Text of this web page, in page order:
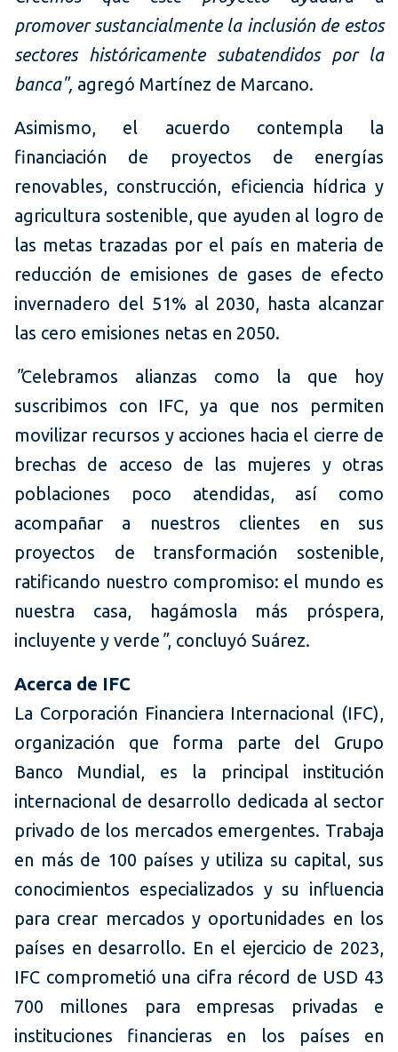
promover sustancialmente la inclusión de estos
sectores históricamente subatendidos por la
banca", agregó Martínez de Marcano.
Asimismo, el acuerdo contempla la
financiación de proyectos de energías
renovables, construcción, eficiencia hídrica y
agricultura sostenible, que ayuden al logro de
las metas trazadas por el país en materia de
reducción de emisiones de gases de efecto
invernadero del 51% al 2030, hasta alcanzar
las cero emisiones netas en 2050.
"Celebramos alianzas como la que hoy
suscribimos con IFC, ya que nos permiten
movilizar recursos y acciones hacia el cierre de
brechas de acceso de las mujeres y otras
poblaciones poco atendidas, así como
acompañar a nuestros clientes en sus
proyectos de transformación sostenible,
ratificando nuestro compromiso: el mundo es
nuestra casa, hagámosla más próspera,
incluyente y verde ", concluyó Suárez.
Acerca de IFC
La Corporación Financiera Internacional (IFC),
organización que forma parte del Grupo
Banco Mundial, es la principal institución
internacional de desarrollo dedicada al sector
privado de los mercados emergentes. Trabaja
en más de 100 países y utiliza su capital, sus
conocimientos especializados y su influencia
para crear mercados y oportunidades en los
países en desarrollo. En el ejercicio de 2023,
IFC comprometió una cifra récord de USD 43
700 millones para empresas privadas e
instituciones financieras en los países en